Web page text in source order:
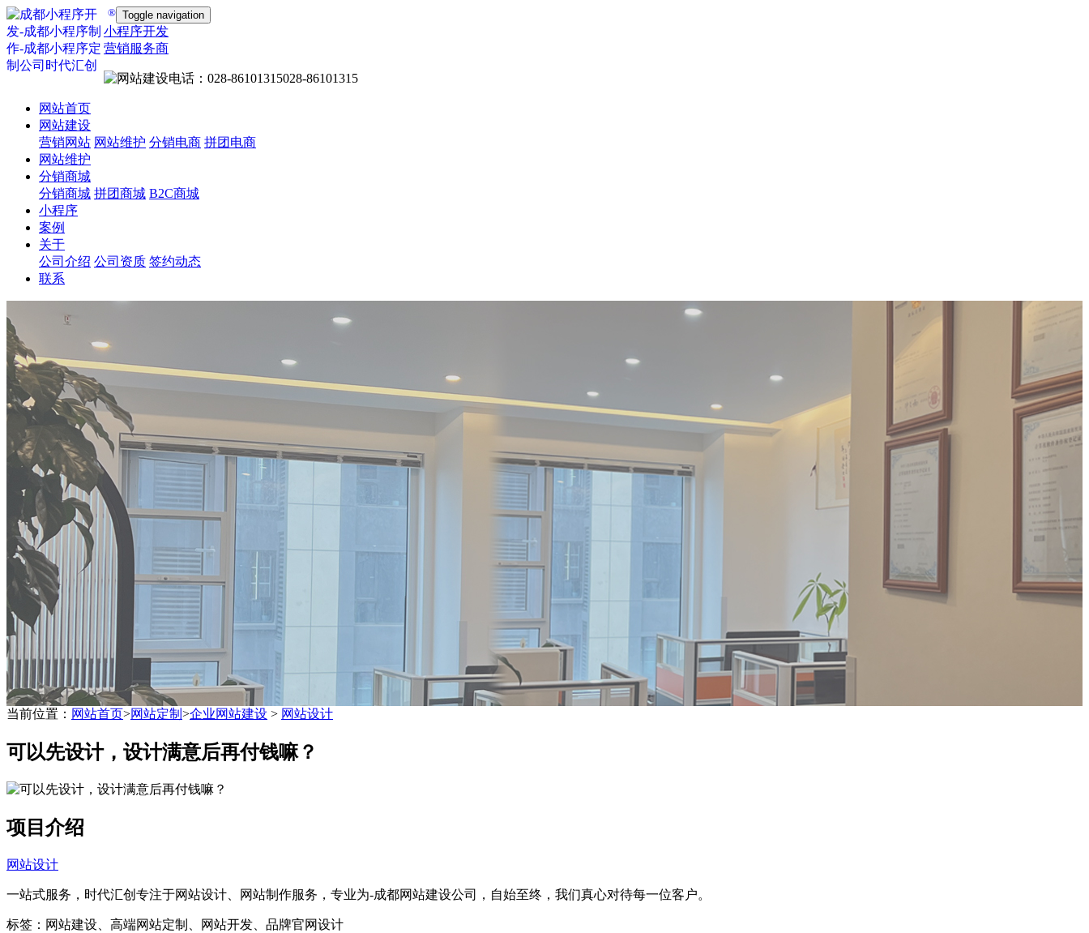
Toggle navigation
®
小程序开发
营销服务商
028-86101315
网站首页
网站建设
营销网站 网站维护 分销电商 拼团电商
网站维护
分销商城
分销商城 拼团商城 B2C商城
小程序
案例
关于
公司介绍 公司资质 签约动态
联系
带后台管理系统
自主研发系统,易维护
当前位置： 网站首页>网站定制 >企业网站建设 > 网站设计
可以先设计，设计满意后再付钱嘛？
项目介绍
网站设计
一站式服务，时代汇创专注于网站设计、网站制作服务，专业为-成都网站建设公司，自始至终，我们真心对待每一位客户。
标签：网站建设、高端网站定制、网站开发、品牌官网设计